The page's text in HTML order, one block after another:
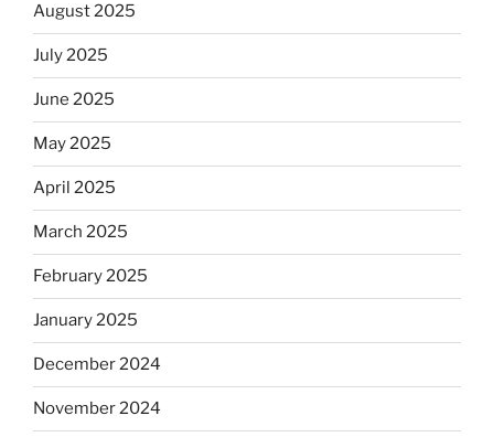
August 2025
July 2025
June 2025
May 2025
April 2025
March 2025
February 2025
January 2025
December 2024
November 2024